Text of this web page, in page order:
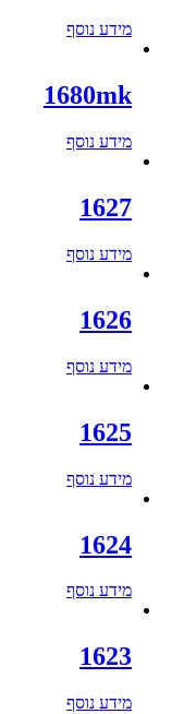
מידע נוסף
1680mk
מידע נוסף
1627
מידע נוסף
1626
מידע נוסף
1625
מידע נוסף
1624
מידע נוסף
1623
מידע נוסף